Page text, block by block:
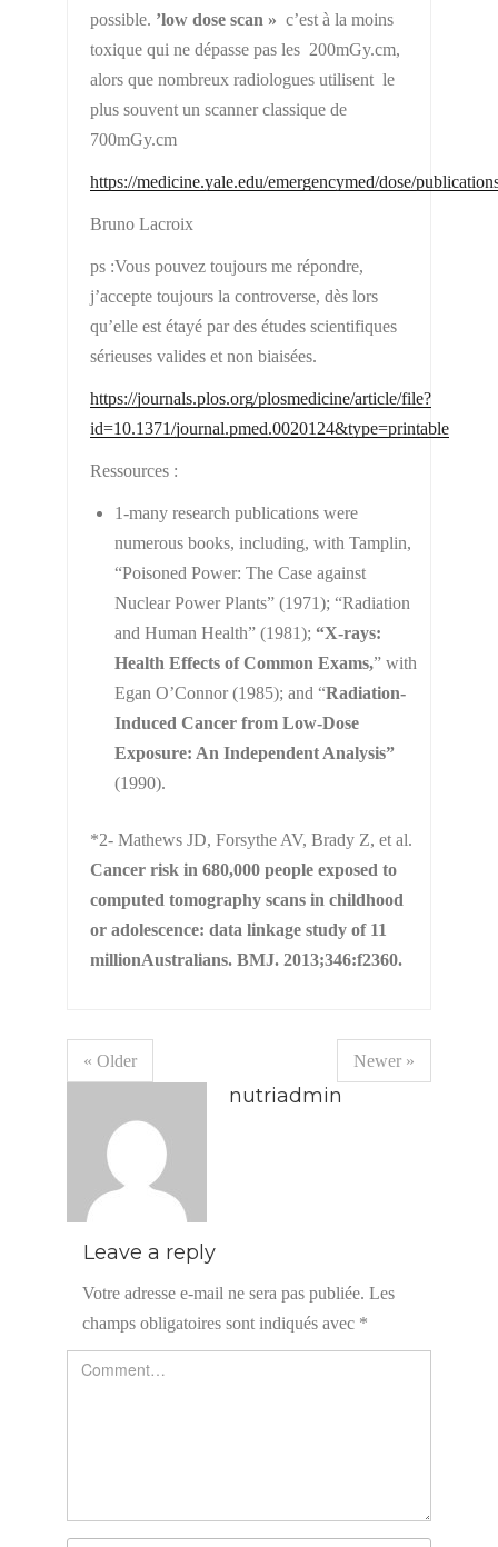
possible. ’low dose scan » c’est à la moins
toxique qui ne dépasse pas les 200mGy.cm,
alors que nombreux radiologues utilisent le
plus souvent un scanner classique de
700mGy.cm
https://medicine.yale.edu/emergencymed/dose/
Bruno Lacroix
ps :Vous pouvez toujours me répondre,
j’accepte toujours la controverse, dès lors
qu’elle est étayé par des études scientifiques
sérieuses valides et non biaisées.
https://journals.plos.org/plosmedicine/article/file?
id=10.1371/journal.pmed.0020124&type=printable
Ressources :
1-many research publications were
numerous books, including, with Tamplin,
“Poisoned Power: The Case against
Nuclear Power Plants” (1971); “Radiation
and Human Health” (1981); “X-rays:
Health Effects of Common Exams,” with
Egan O’Connor (1985); and “Radiation-
Induced Cancer from Low-Dose
Exposure: An Independent Analysis”
(1990).
*2- Mathews JD, Forsythe AV, Brady Z, et al.
Cancer risk in 680,000 people exposed to
computed tomography scans in childhood
or adolescence: data linkage study of 11
millionAustralians. BMJ. 2013;346:f2360.
« Older Newer »
nutriadmin
Leave a reply
Votre adresse e-mail ne sera pas publiée. Les
champs obligatoires sont indiqués avec *